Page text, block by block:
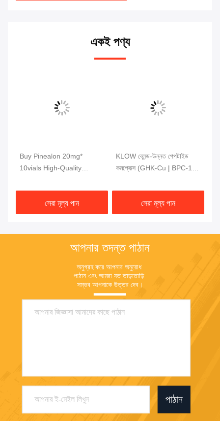
একই পণ্য
Buy Pinealon 20mg*
10vials High-Quality
সেরা মূল্য পান
KLOW ব্লেন্ড-উন্নত পেপটাইড
কমপ্লেক্স (GHK-Cu | BPC-157
সেরা মূল্য পান
আপনার তদন্ত পাঠান
অনুগ্রহ করে আপনার অনুরোধ
পাঠান এবং আমরা যত তাড়াতাড়ি
সম্ভব আপনাকে উত্তর দেব।
পাঠান